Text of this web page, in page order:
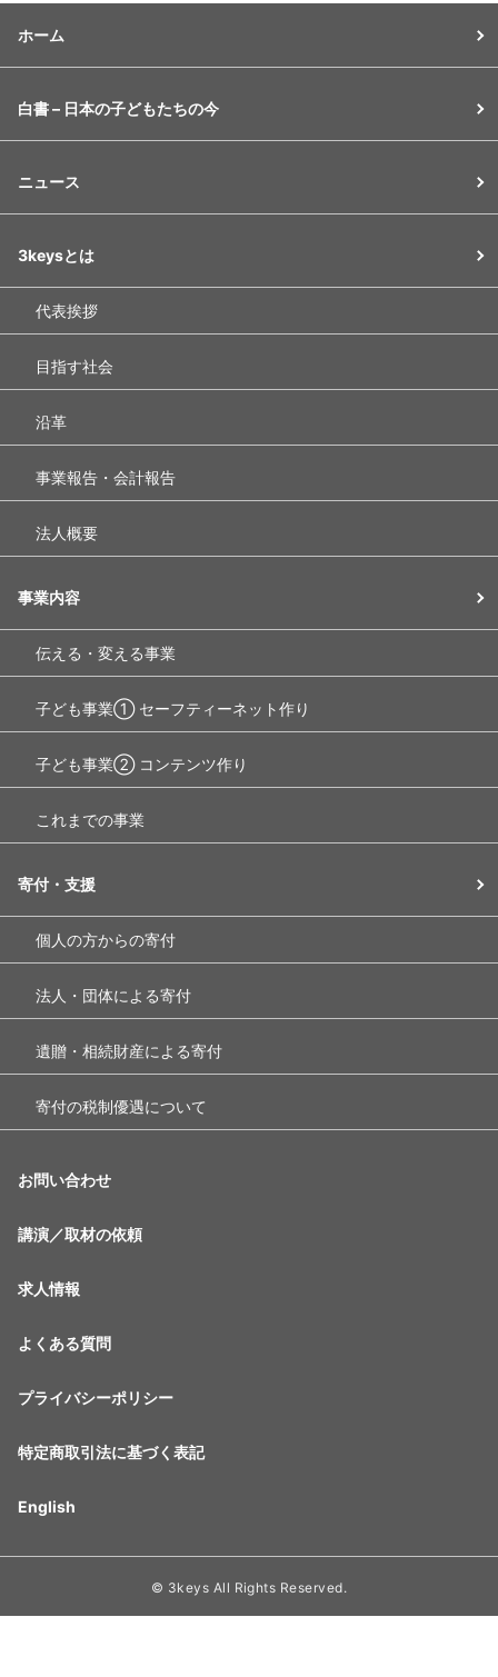
ホーム
白書 – 日本の子どもたちの今
ニュース
3keysとは
代表挨拶
目指す社会
沿革
事業報告・会計報告
法人概要
事業内容
伝える・変える事業
子ども事業① セーフティーネット作り
子ども事業② コンテンツ作り
これまでの事業
寄付・支援
個人の方からの寄付
法人・団体による寄付
遺贈・相続財産による寄付
寄付の税制優遇について
お問い合わせ
講演／取材の依頼
求人情報
よくある質問
プライバシーポリシー
特定商取引法に基づく表記
English
© 3keys All Rights Reserved.